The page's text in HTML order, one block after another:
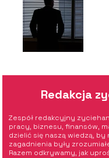
Redakcja
Zespół redakcyjny
pracy, biznesu, finansów,
dzielić się naszą wiedzą, by
zagadnienia były
Razem odkrywamy, jak